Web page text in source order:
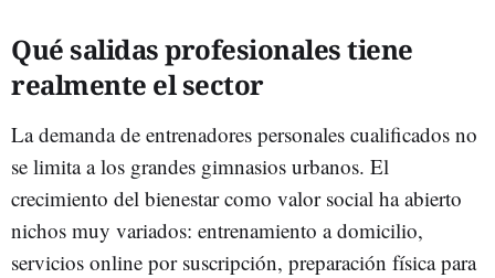
Qué salidas profesionales tiene
realmente el sector
La demanda de entrenadores personales cualificados no
se limita a los grandes gimnasios urbanos. El
crecimiento del bienestar como valor social ha abierto
nichos muy variados: entrenamiento a domicilio,
servicios online por suscripción, preparación física para